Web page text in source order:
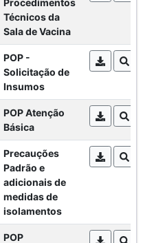
Procedimentos
Técnicos da
Sala de Vacina
POP -
Solicitação de
Insumos
POP Atenção
Básica
Precauções
Padrão e
adicionais de
medidas de
isolamentos
POP